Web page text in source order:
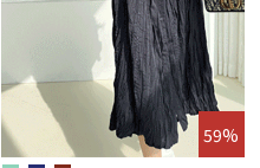
59%